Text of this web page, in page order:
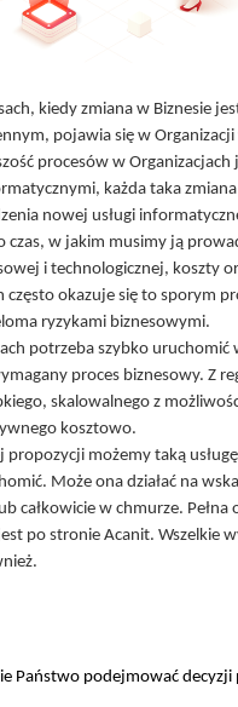
kiedy zmiana w Biznesie
pojawia się w
procesów w Organizacjach
każda taka
nowej usługi
czas, w jakim musimy ją
i technologicznej, koszty
często okazuje się to sporym
ryzykami biznesowymi.
potrzeba szybko uruchomić
proces biznesowy. Z
skalowalnego z
kosztowo.
propozycji możemy taką
Może ona działać na
całkowicie w chmurze. Pełna
po stronie Acanit. Wszelkie
Państwo podejmować